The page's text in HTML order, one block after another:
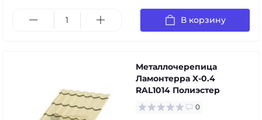
В корзину
Металлочерепица
Ламонтерра X-0.4
RAL1014 Полиэстер
0